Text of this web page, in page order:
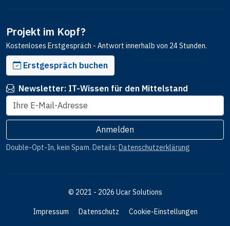
Projekt im Kopf?
Kostenloses Erstgespräch - Antwort innerhalb von 24 Stunden.
Erstgespräch buchen
Newsletter: IT-Wissen für den Mittelstand
E-Mail-Adresse
Anmelden
Website
Double-Opt-In, kein Spam. Details: Datenschutzerklärung
© 2021 - 2026 Ucar Solutions
Impressum Datenschutz Cookie-Einstellungen